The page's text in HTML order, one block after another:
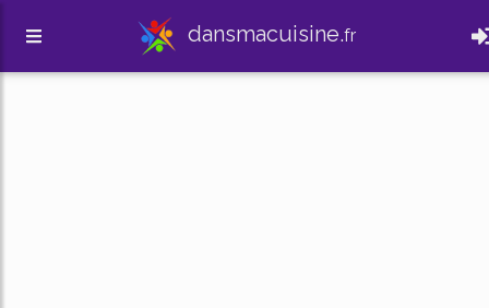
dansmacuisine.fr